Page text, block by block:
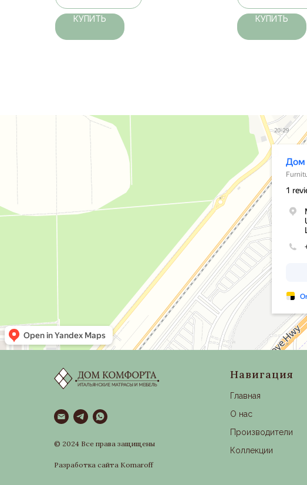
КУПИТЬ КУПИТЬ
Магазин мебели в Москве и Московской области
Мягкая мебель в Москве и Московской области
© 2024 Все права защищены
Разработка сайта Komaroff
Навигация
Главная
О нас
Производители
Коллекции